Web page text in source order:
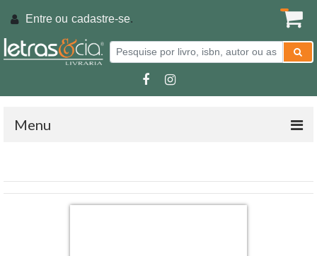
Entre ou cadastre-se.
Menu